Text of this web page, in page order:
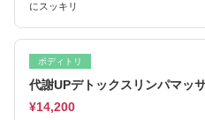
にスッキリ
ボディトリ
代謝UPデトックスリンパマッ
¥14,200